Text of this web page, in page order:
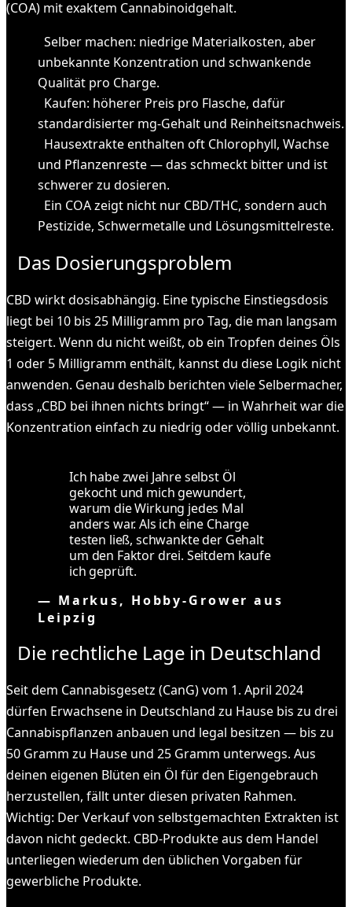
(COA) mit exaktem Cannabinoidgehalt.
Selber machen: niedrige Materialkosten, aber
unbekannte Konzentration und schwankende
Qualität pro Charge.
Kaufen: höherer Preis pro Flasche, dafür
standardisierter mg-Gehalt und Reinheitsnachweis.
Hausextrakte enthalten oft Chlorophyll, Wachse
und Pflanzenreste — das schmeckt bitter und ist
schwerer zu dosieren.
Ein COA zeigt nicht nur CBD/THC, sondern auch
Pestizide, Schwermetalle und Lösungsmittelreste.
Das Dosierungsproblem
CBD wirkt dosisabhängig. Eine typische Einstiegsdosis
liegt bei 10 bis 25 Milligramm pro Tag, die man langsam
steigert. Wenn du nicht weißt, ob ein Tropfen deines Öls
1 oder 5 Milligramm enthält, kannst du diese Logik nicht
anwenden. Genau deshalb berichten viele Selbermacher,
dass „CBD bei ihnen nichts bringt“ — in Wahrheit war die
Konzentration einfach zu niedrig oder völlig unbekannt.
Ich habe zwei Jahre selbst Öl
gekocht und mich gewundert,
warum die Wirkung jedes Mal
anders war. Als ich eine Charge
testen ließ, schwankte der Gehalt
um den Faktor drei. Seitdem kaufe
ich geprüft.
— Markus, Hobby-Grower aus
Leipzig
Die rechtliche Lage in Deutschland
Seit dem Cannabisgesetz (CanG) vom 1. April 2024
dürfen Erwachsene in Deutschland zu Hause bis zu drei
Cannabispflanzen anbauen und legal besitzen — bis zu
50 Gramm zu Hause und 25 Gramm unterwegs. Aus
deinen eigenen Blüten ein Öl für den Eigengebrauch
herzustellen, fällt unter diesen privaten Rahmen.
Wichtig: Der Verkauf von selbstgemachten Extrakten ist
davon nicht gedeckt. CBD-Produkte aus dem Handel
unterliegen wiederum den üblichen Vorgaben für
gewerbliche Produkte.